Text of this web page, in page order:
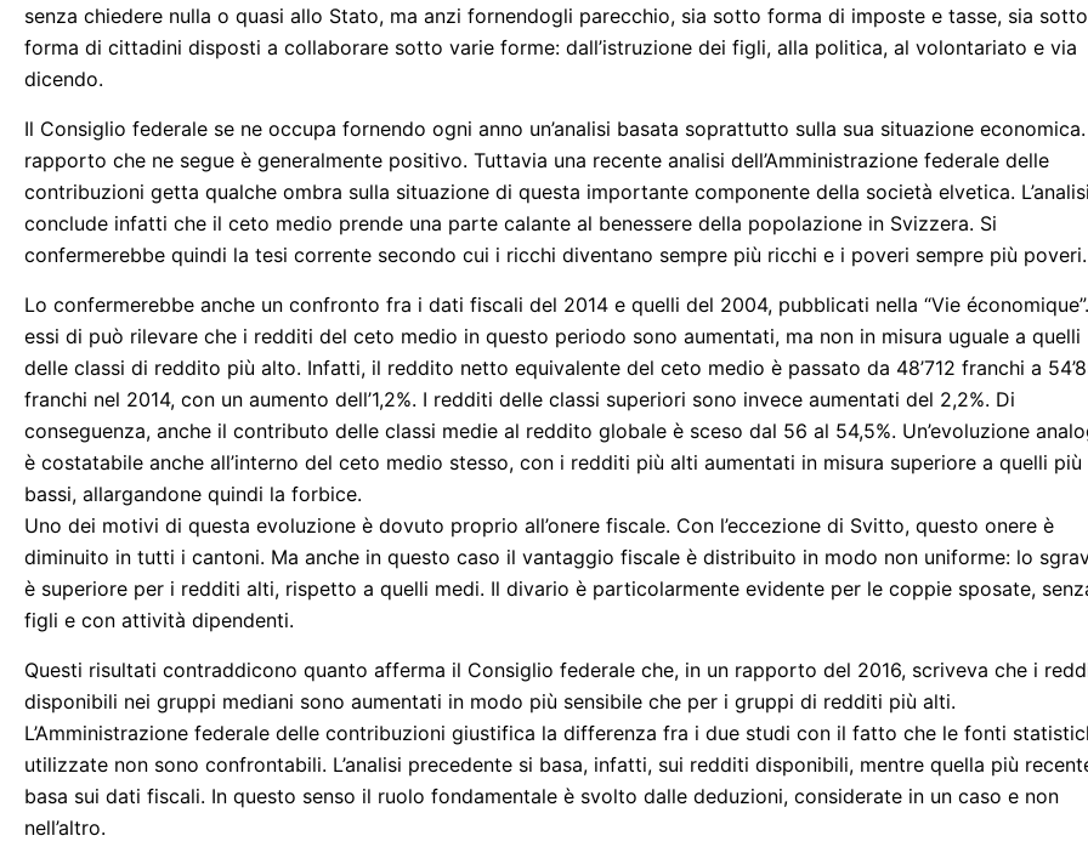
senza chiedere nulla o quasi allo Stato, ma anzi fornendogli parecchio, sia sotto forma di imposte e tasse, sia sotto
forma di cittadini disposti a collaborare sotto varie forme: dall’istruzione dei figli, alla politica, al volontariato e via
dicendo.
Il Consiglio federale se ne occupa fornendo ogni anno un’analisi basata soprattutto sulla sua situazione
rapporto che ne segue è generalmente positivo. Tuttavia una recente analisi dell’Amministrazione federale delle
contribuzioni getta qualche ombra sulla situazione di questa importante componente della società elvetica. L’analisi
conclude infatti che il ceto medio prende una parte calante al benessere della popolazione in Svizzera. Si
confermerebbe quindi la tesi corrente secondo cui i ricchi diventano sempre più ricchi e i poveri sempre più poveri.
Lo confermerebbe anche un confronto fra i dati fiscali del 2014 e quelli del 2004, pubblicati nella “Vie
essi di può rilevare che i redditi del ceto medio in questo periodo sono aumentati, ma non in misura uguale a quelli
delle classi di reddito più alto. Infatti, il reddito netto equivalente del ceto medio è passato da 48’712 franchi a
franchi nel 2014, con un aumento dell’1,2%. I redditi delle classi superiori sono invece aumentati del 2,2%. Di
conseguenza, anche il contributo delle classi medie al reddito globale è sceso dal 56 al 54,5%. Un’evoluzione
è costatabile anche all’interno del ceto medio stesso, con i redditi più alti aumentati in misura superiore a quelli più
bassi, allargandone quindi la forbice.
Uno dei motivi di questa evoluzione è dovuto proprio all’onere fiscale. Con l’eccezione di Svitto, questo onere è
diminuito in tutti i cantoni. Ma anche in questo caso il vantaggio fiscale è distribuito in modo non uniforme: lo
è superiore per i redditi alti, rispetto a quelli medi. Il divario è particolarmente evidente per le coppie sposate,
figli e con attività dipendenti.
Questi risultati contraddicono quanto afferma il Consiglio federale che, in un rapporto del 2016, scriveva che i
disponibili nei gruppi mediani sono aumentati in modo più sensibile che per i gruppi di redditi più alti.
L’Amministrazione federale delle contribuzioni giustifica la differenza fra i due studi con il fatto che le fonti
utilizzate non sono confrontabili. L’analisi precedente si basa, infatti, sui redditi disponibili, mentre quella più
basa sui dati fiscali. In questo senso il ruolo fondamentale è svolto dalle deduzioni, considerate in un caso e non
nell’altro.